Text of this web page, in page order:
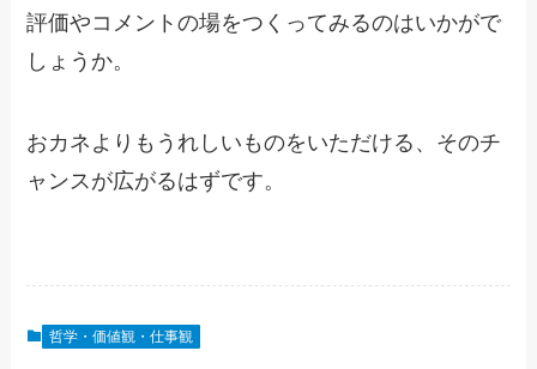
評価やコメントの場をつくってみるのはいかがで
しょうか。
おカネよりもうれしいものをいただける、そのチ
ャンスが広がるはずです。
哲学・価値観・仕事観